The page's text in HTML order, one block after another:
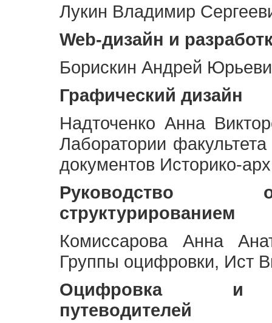
Лукин Владимир
Web-дизайн и
Борискин Андрей
Графический дизайн
Надточенко Анна
Лаборатории
документов Историко-
Руководство
структурированием
Комиссарова Анна
Группы оцифровки, Ист
Оцифровка и
путеводителей